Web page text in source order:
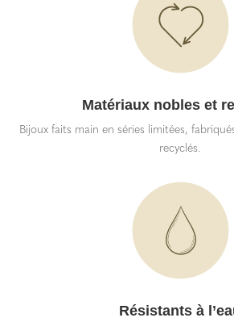
Matériaux nobles et
Bijoux faits main en séries limitées,
recyclés.
Résistants à